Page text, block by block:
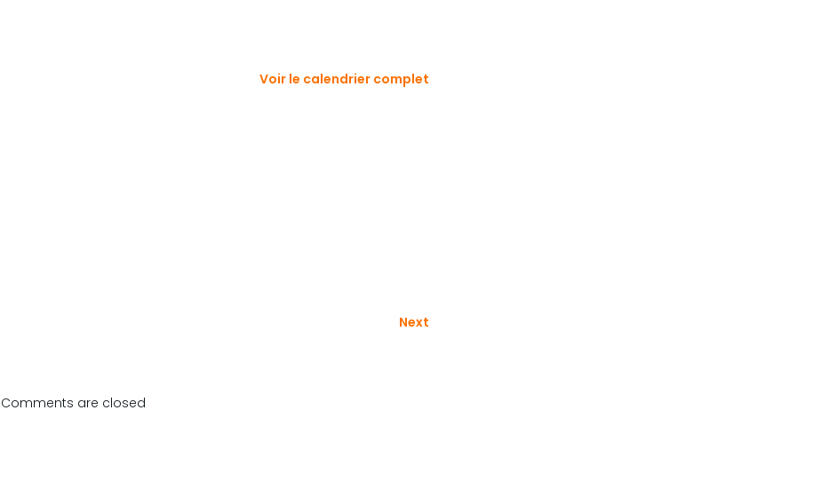
Voir le calendrier complet
Next
Comments are closed